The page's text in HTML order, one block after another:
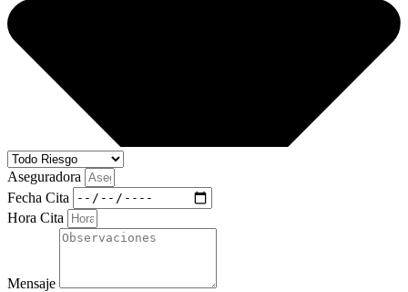
Aseguradora
Fecha Cita
Hora Cita
Mensaje